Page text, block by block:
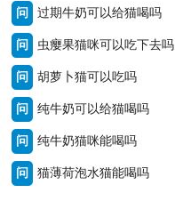
问 过期牛奶可以给猫喝吗
问 虫瘿果猫咪可以吃下去吗
问 胡萝卜猫可以吃吗
问 纯牛奶可以给猫喝吗
问 纯牛奶猫咪能喝吗
问 猫薄荷泡水猫能喝吗